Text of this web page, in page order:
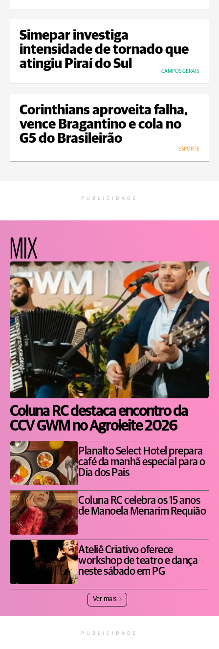
Simepar investiga
intensidade de tornado que
atingiu Piraí do Sul
CAMPOS GERAIS
Corinthians aproveita falha,
vence Bragantino e cola no
G5 do Brasileirão
ESPORTE
PUBLICIDADE
MIX
Coluna RC destaca encontro da
CCV GWM no Agroleite 2026
Planalto Select Hotel prepara
café da manhã especial para o
Dia dos Pais
Coluna RC celebra os 15 anos
de Manoela Menarim Requião
Ateliê Criativo oferece
workshop de teatro e dança
neste sábado em PG
Ver mais
PUBLICIDADE